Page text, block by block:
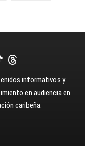
informativos y
en audiencia en
caribeña.